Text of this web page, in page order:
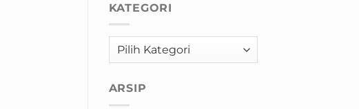
KATEGORI
Kategori
ARSIP